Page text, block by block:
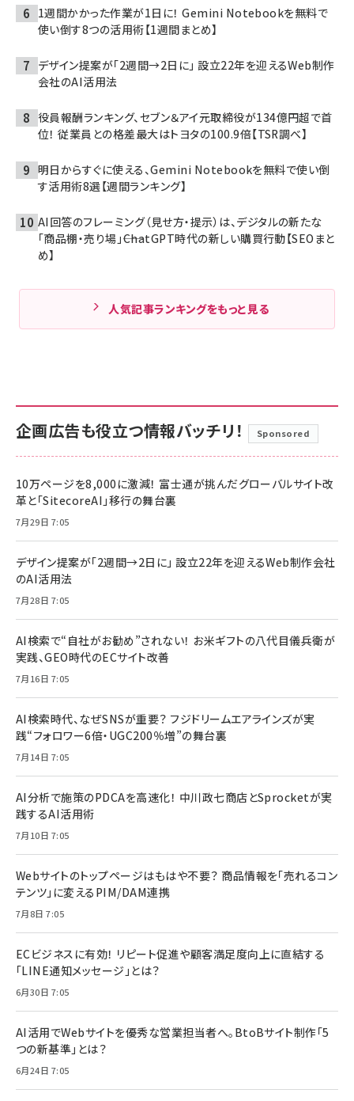
1週間かかった作業が1日に！ Gemini Notebookを無料で
使い倒す8つの活用術【1週間まとめ】
デザイン提案が「2週間→2日に」 設立22年を迎えるWeb制作
会社のAI活用法
役員報酬ランキング、セブン＆アイ元取締役が134億円超で首
位！ 従業員との格差最大はトヨタの100.9倍【TSR調べ】
明日からすぐに使える、Gemini Notebookを無料で使い倒
す活用術8選【週間ランキング】
AI回答のフレーミング（見せ方・提示）は、デジタルの新たな
「商品棚・売り場」――ChatGPT時代の新しい購買行動【SEOまと
め】
人気記事ランキングをもっと見る
企画広告も役立つ情報バッチリ！ Sponsored
10万ページを8,000に激減！ 富士通が挑んだグローバルサイト改
革と「SitecoreAI」移行の舞台裏
7月29日 7:05
デザイン提案が「2週間→2日に」 設立22年を迎えるWeb制作会社
のAI活用法
7月28日 7:05
AI検索で“自社がお勧め”されない！ お米ギフトの八代目儀兵衛が
実践、GEO時代のECサイト改善
7月16日 7:05
AI検索時代、なぜSNSが重要？ フジドリームエアラインズが実
践“フォロワー6倍・UGC200％増”の舞台裏
7月14日 7:05
AI分析で施策のPDCAを高速化！ 中川政七商店とSprocketが実
践するAI活用術
7月10日 7:05
Webサイトのトップページはもはや不要？ 商品情報を「売れるコン
テンツ」に変えるPIM/DAM連携
7月8日 7:05
ECビジネスに有効！ リピート促進や顧客満足度向上に直結する
「LINE通知メッセージ」とは？
6月30日 7:05
AI活用でWebサイトを優秀な営業担当者へ。BtoBサイト制作「5
つの新基準」とは？
6月24日 7:05